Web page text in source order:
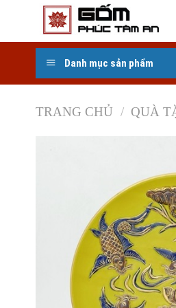
content
Danh mục sản phẩm
TRANG CHỦ / QUÀ